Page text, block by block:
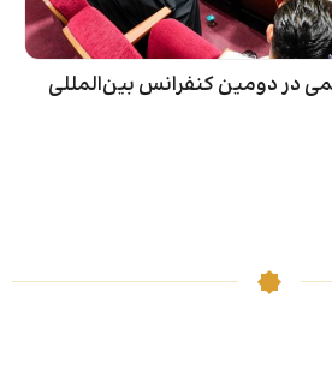
در دومین کنفرانس بین‌المللی